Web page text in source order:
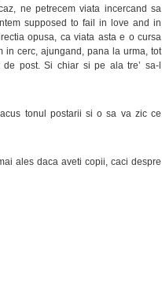
ne petrecem viata incercand sa
supposed to fail in love and in
opusa, ca viata asta e o cursa
in cerc, ajungand, pana la urma, tot
post. Si chiar si pe ala tre’ sa-l
tonul postarii si o sa va zic ce
ales daca aveti copii, caci despre